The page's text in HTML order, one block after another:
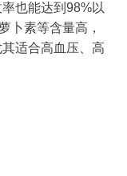
也能达到98%以
卜素等含量高，
适合高血压、高